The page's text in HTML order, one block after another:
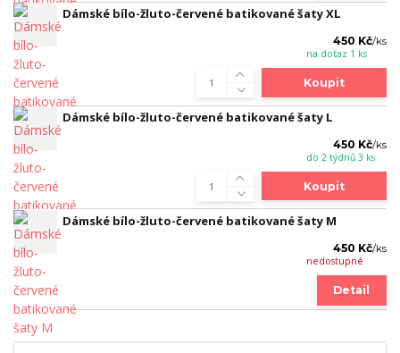
Dámské bílo-žluto-červené batikované šaty XL
450 Kč/ks
na dotaz 1 ks
Koupit
Dámské bílo-žluto-červené batikované šaty L
450 Kč/ks
do 2 týdnů 3 ks
Koupit
Dámské bílo-žluto-červené batikované šaty M
450 Kč/ks
nedostupné
Detail